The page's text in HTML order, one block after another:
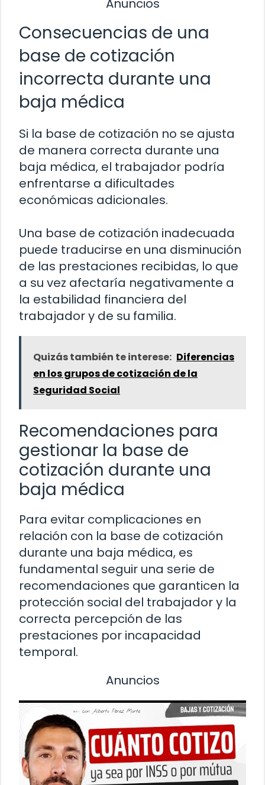
Anuncios
Consecuencias de una
base de cotización
incorrecta durante una
baja médica
Si la base de cotización no se ajusta
de manera correcta durante una
baja médica, el trabajador podría
enfrentarse a dificultades
económicas adicionales.
Una base de cotización inadecuada
puede traducirse en una disminución
de las prestaciones recibidas, lo que
a su vez afectaría negativamente a
la estabilidad financiera del
trabajador y de su familia.
Quizás también te interese: Diferencias
en los grupos de cotización de la
Seguridad Social
Recomendaciones para
gestionar la base de
cotización durante una
baja médica
Para evitar complicaciones en
relación con la base de cotización
durante una baja médica, es
fundamental seguir una serie de
recomendaciones que garanticen la
protección social del trabajador y la
correcta percepción de las
prestaciones por incapacidad
temporal.
Anuncios